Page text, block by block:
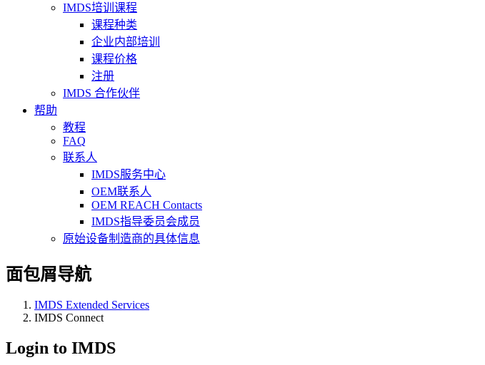
IMDS培训课程
课程种类
企业内部培训
课程价格
注册
IMDS 合作伙伴
帮助
教程
FAQ
联系人
IMDS服务中心
OEM联系人
OEM REACH Contacts
IMDS指导委员会成员
原始设备制造商的具体信息
面包屑导航
IMDS Extended Services
IMDS Connect
Login to IMDS